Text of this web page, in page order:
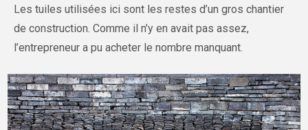
Les tuiles utilisées ici sont les restes d’un gros chantier
de construction. Comme il n’y en avait pas assez,
l’entrepreneur a pu acheter le nombre manquant.